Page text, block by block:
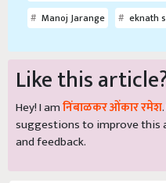
Manoj Jarange
eknath
Like this
Hey! I amनिंबाळकर ओंकार रमेश
suggestions to improve this
and feedback.